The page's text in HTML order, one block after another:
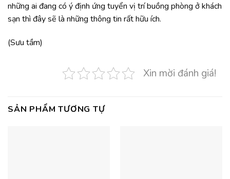
những ai đang có ý định ứng tuyển vị trí buồng phòng ở khách
sạn thì đây sẽ là những thông tin rất hữu ích.
(Sưu tầm)
Xin mời đánh giá!
SẢN PHẨM TƯƠNG TỰ